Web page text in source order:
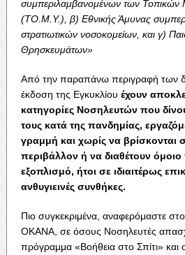
συμπεριλαμβανομένων των Τοπικών
(ΤΟ.Μ.Υ.), β) Εθνικής Άμυνας
στρατιωτικών νοσοκομείων, και γ)
Θρησκευμάτων»
Από την παραπάνω περιγραφή των
έκδοση της Εγκυκλίου έχουν
κατηγορίες Νοσηλευτών που
τους κατά της πανδημίας,
γραμμή και χωρίς να βρίσκονται
περιβάλλον ή να διαθέτουν όμοιο
εξοπλισμό, ήτοι σε ιδιαιτέρως
ανθυγιεινές συνθήκες.
Πιο συγκεκριμένα, αναφερόμαστε
ΟΚΑΝΑ, σε όσους Νοσηλευτές
πρόγραμμα «Βοήθεια στο Σπίτι» και